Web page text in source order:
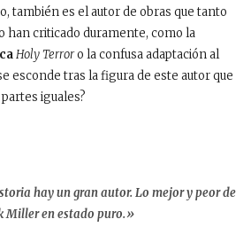
también es el autor de obras que tanto
han criticado duramente, como la
Holy Terroro la confusa adaptación al
esconde tras la figura de este autor que
iguales?
hay un gran autor. Lo mejor y peor de
Miller en estado puro.»